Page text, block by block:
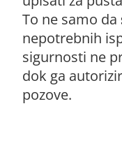
To ne samo da
nepotrebnih
sigurnosti ne
dok ga
pozove.